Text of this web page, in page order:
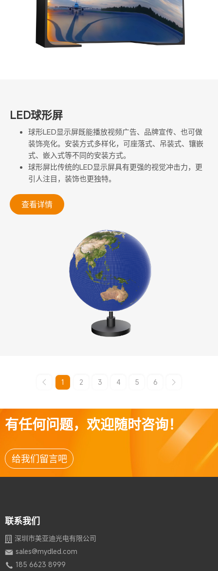
LED球形屏
球形LED显示屏既能播放视频广告、品牌宣传、也可做
装饰亮化。安装方式多样化，可座落式、吊装式、镶嵌
式、嵌入式等不同的安装方式。
球形屏比传统的LED显示屏具有更强的视觉冲击力，更
引人注目，装饰也更独特。
查看详情
1 2 3 4 5 6
有任何问题，欢迎随时咨询！
给我们留言吧
联系我们
深圳市美亚迪光电有限公司
sales@mydled.com
185 6623 8999